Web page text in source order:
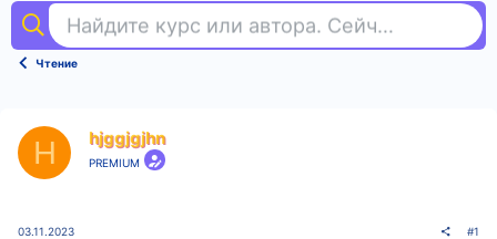
т
о
т
а
н
а
Найдите курс или автора. Сейчас ищут
Чтение
H hjggjgjhn
PREMIUM
03.11.2023 #1